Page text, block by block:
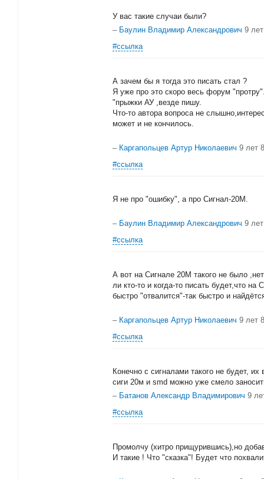
У вас такие случаи были?
– Баулин Владимир Александрович 9
#ссылка
А зачем бы я тогда это писать стал ?
Я уже про это скоро весь форум
"прыжки АУ ,везде пишу.
Что-то автора вопроса не
может и не кончилось.
– Каргапольцев Артур Николаевич 9 лет
#ссылка
Я не про "ошибку", а про Сигнал-20М.
– Баулин Владимир Александрович 9
#ссылка
А вот на Сигнале 20М такого не было
ли кто-то и когда-то писать будет,что
быстро "отвалится"-так быстро и
– Каргапольцев Артур Николаевич 9 лет
#ссылка
Конечно с сигналами такого не будет,
сиги 20м и smd можно уже смело
– Батанов Александр Владимирович 9
#ссылка
Промолчу (хитро прищурившись),но
И такие ! Что "сказка"! Будет что